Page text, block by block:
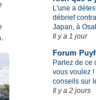
L'une a
débrief
Japan, à
Il y a 1 jour
Forum
Parlez de ce
vous voulez !
conseils sur
Il y a 2 jours